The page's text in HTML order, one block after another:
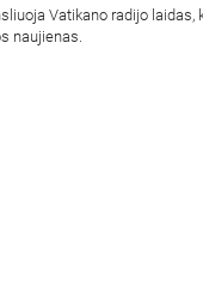
Vatikano radijo laidas,
naujienas.